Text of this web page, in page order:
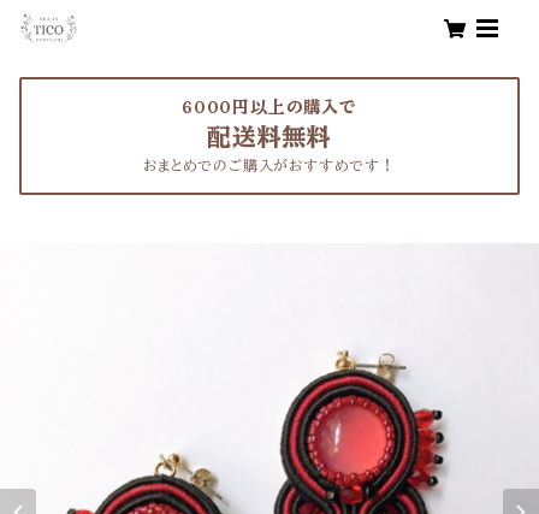
6000円以上の購入で
配送料無料
おまとめでのご購入がおすすめです！